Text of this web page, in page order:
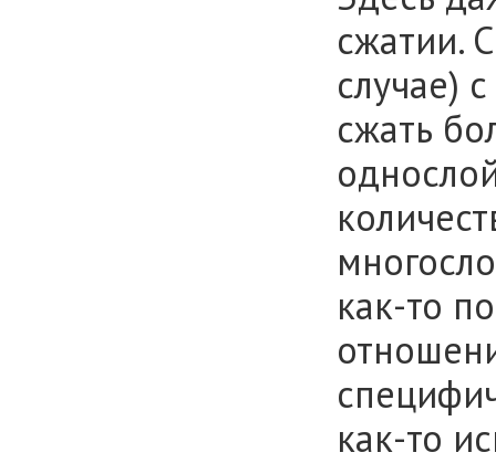
сжатии.
случае)
сжать
как-то
как-то